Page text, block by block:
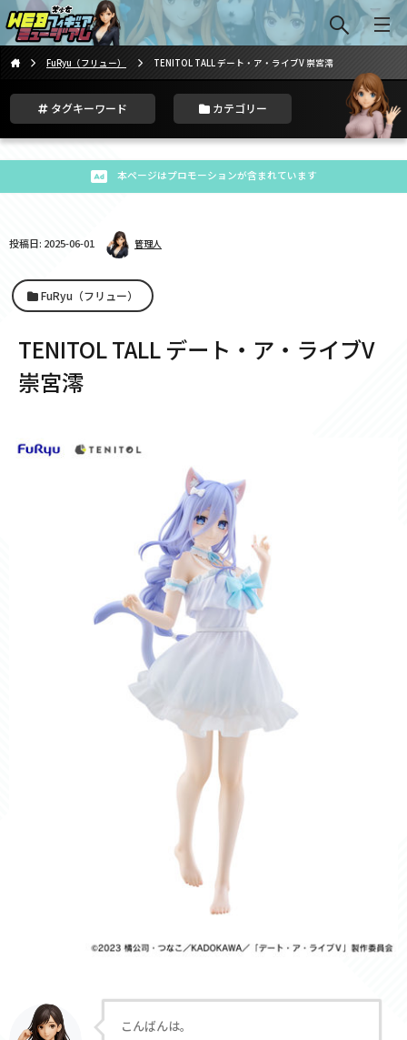
FuRyu（フリュー） TENITOL TALL デート・ア・ライブV 崇宮澪
タグキーワード カテゴリー
本ページはプロモーションが含まれています
投稿日: 2025-06-01 管理人
FuRyu（フリュー）
TENITOL TALL デート・ア・ライブV
崇宮澪
こんばんは。